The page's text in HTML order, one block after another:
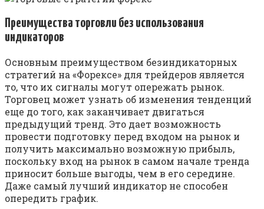
Преимущества торговли без использования
индикаторов
Основным преимуществом безиндикаторных
стратегий на «Форексе» для трейдеров является
то, что их сигналы могут опережать рынок.
Торговец может узнать об изменения тенденций
еще до того, как заканчивает двигаться
предыдущий тренд. Это дает возможность
провести подготовку перед входом на рынок и
получить максимально возможную прибыль,
поскольку вход на рынок в самом начале тренда
приносит больше выгоды, чем в его середине.
Даже самый лучший индикатор не способен
опередить график.